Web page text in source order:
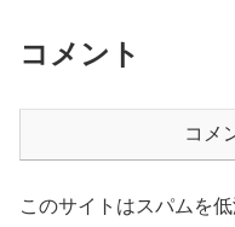
コメント
コメ
このサイトはスパムを